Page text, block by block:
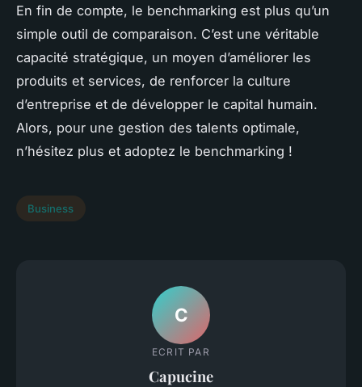
En fin de compte, le benchmarking est plus qu’un
simple outil de comparaison. C’est une véritable
capacité stratégique, un moyen d’améliorer les
produits et services, de renforcer la culture
d’entreprise et de développer le capital humain.
Alors, pour une gestion des talents optimale,
n’hésitez plus et adoptez le benchmarking !
Business
C
ECRIT PAR
Capucine